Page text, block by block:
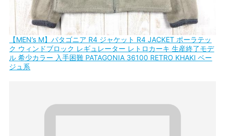
【MEN’s M】パタゴニア R4 ジャケット R4 JACKET ポーラテッ
ク ウィンドブロック レギュレーター レトロカーキ 生産終了モデ
ル 希少カラー 入手困難 PATAGONIA 36100 RETRO KHAKI ベー
ジュ系